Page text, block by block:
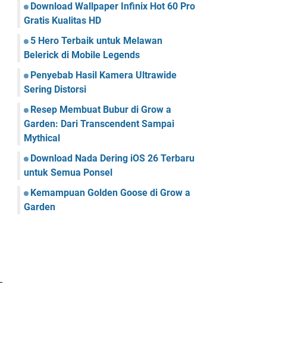
Download Wallpaper Infinix Hot 60 Pro
Gratis Kualitas HD
5 Hero Terbaik untuk Melawan
Belerick di Mobile Legends
Penyebab Hasil Kamera Ultrawide
Sering Distorsi
Resep Membuat Bubur di Grow a
Garden: Dari Transcendent Sampai
Mythical
Download Nada Dering iOS 26 Terbaru
untuk Semua Ponsel
Kemampuan Golden Goose di Grow a
Garden